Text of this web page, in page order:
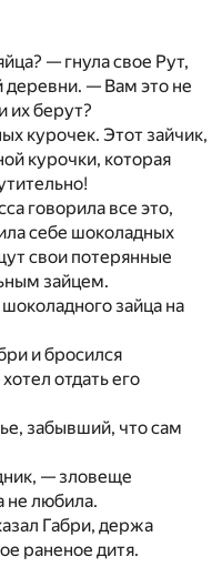
— гнула свое Рут,
— Вам это не
их берут?
курочек. Этот зайчик,
курочки, которая
говорила все это,
себе шоколадных
свои потерянные
зайцем.
зайца на
и бросился
отдать его
забывший, что сам
— зловеще
не любила.
Габри, держа
раненое дитя.